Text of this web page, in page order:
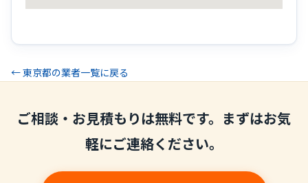
← 東京都の業者一覧に戻る
ご相談・お見積もりは無料です。まずはお気
軽にご連絡ください。